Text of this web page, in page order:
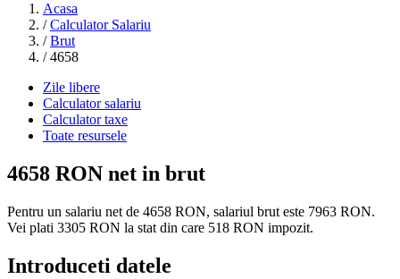
Acasa
/ Calculator Salariu
/ Brut
/ 4658
Zile libere
Calculator salariu
Calculator taxe
Toate resursele
4658 RON net in brut
Pentru un salariu net de 4658 RON, salariul brut este 7963 RON.
Vei plati 3305 RON la stat din care 518 RON impozit.
Introduceti datele